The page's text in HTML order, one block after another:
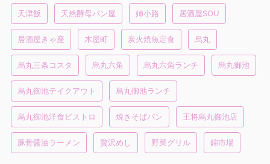
天津飯 天然酵母パン屋 姉小路 居酒屋SOU
居酒屋きゃ座 木屋町 炭火焼魚定食 烏丸
烏丸三条コスタ 烏丸六角 烏丸六角ランチ 烏丸御池
烏丸御池テイクアウト 烏丸御池ランチ
烏丸御池洋食ビストロ 焼きそばパン 王将烏丸御池店
豚骨醤油ラーメン 贅沢めし 野菜グリル 錦市場